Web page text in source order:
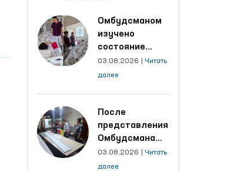
Омбудсманом
изучено
состояние
женщины,
пострадавшей от
области
03.08.2026
Читать
далее
После
представления
Омбудсмана
улучшены
условия на
03.08.2026
Читать
далее